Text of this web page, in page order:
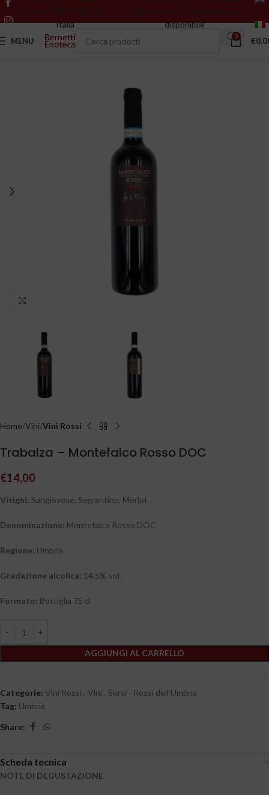
sopra 150€ GRATIS in
Italia
riferiscono all’ultima annata
disponibile
MENU 0 €
Home Vini Vini Rossi
Trabalza – Montefalco Rosso DOC
€14,00
Vitigni: Sangiovese, Sagrantino, Merlot
Denominazione: Montefalco Rosso DOC
Regione: Umbria
Gradazione alcolica: 14,5% vol.
Formato: Bottiglia 75 cl
AGGIUNGI AL CARRELLO
Categorie: Vini Rossi , Vini , Sorsi - Rossi dell'Umbria
Tag: Umbria
Share:
Scheda tecnica
NOTE DI DEGUSTAZIONE